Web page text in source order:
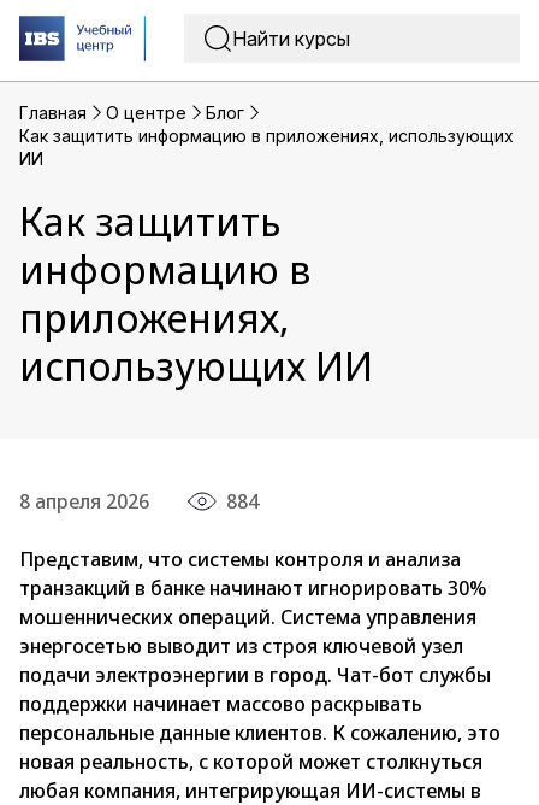
Главная O центре
Блог
Как защитить информацию в приложениях, использующих
ИИ
Как защитить
информацию в
приложениях,
использующих ИИ
8 апреля 2026 884
Представим, что системы контроля и анализа
транзакций в банке начинают игнорировать 30%
мошеннических операций. Система управления
энергосетью выводит из строя ключевой узел
подачи электроэнергии в город. Чат-бот службы
поддержки начинает массово раскрывать
персональные данные клиентов. К сожалению, это
новая реальность, с которой может столкнуться
любая компания, интегрирующая ИИ-системы в